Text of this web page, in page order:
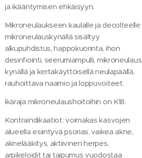
ja ikääntymisen ehkäisyyn.
Mikroneulaukseen kaulalle ja decolteelle
mikroneulauskynällä sisältyy
alkupuhdistus, happokuorinta, ihon
desinfiointi, seerumiampulli, mikroneulaus
kynällä ja kertakäyttöisellä neulapäällä,
rauhoittava naamio ja loppuvoiteet.
Ikäraja mikroneulaushoitoihin on K18.
Kontraindikaatiot: voimakas kasvojen
alueella esiintyvä psorias, vaikea akne,
aknelääkitys, aktiivinen herpes,
arpikeloidit tai taipumus vuodostaa